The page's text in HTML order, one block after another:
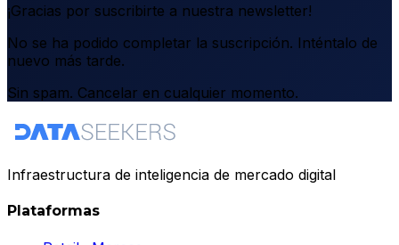
¡Gracias por suscribirte a nuestra newsletter!
No se ha podido completar la suscripción. Inténtalo de
nuevo más tarde.
Sin spam. Cancelar en cualquier momento.
Infraestructura de inteligencia de mercado digital
Plataformas